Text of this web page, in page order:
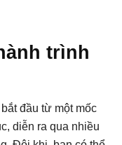
trình
đầu từ một mốc
diễn ra qua nhiều